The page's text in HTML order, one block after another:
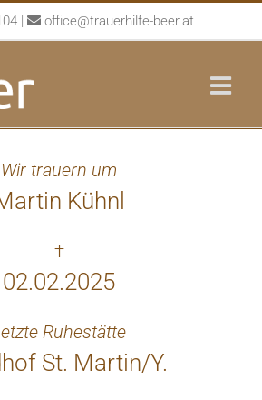
| office@trauerhilfe-beer.at
Wir trauern um
Kühnl
†
02.02.2025
Ruhestätte
St. Martin/Y.